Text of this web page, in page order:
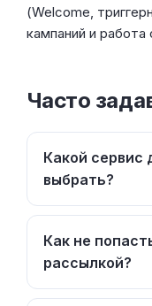
(Welcome,
кампаний и
Часто
Какой сервис
выбрать?
Как не
рассылкой?